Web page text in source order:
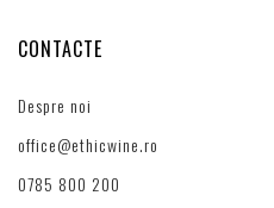
CONTACTE
Despre noi
office@ethicwine.ro
0785 800 200